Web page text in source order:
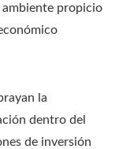
propicio
la
dentro del
de inversión